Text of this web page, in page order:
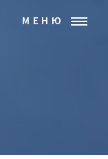
МЕНЮ